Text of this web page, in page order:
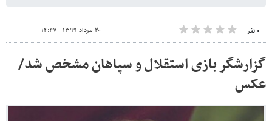
۰ نفر ۲۰ مرداد ۱۳۹۹ - ۱۴:۴۷
گزارشگر بازی استقلال و سپاهان مشخص شد/
عکس